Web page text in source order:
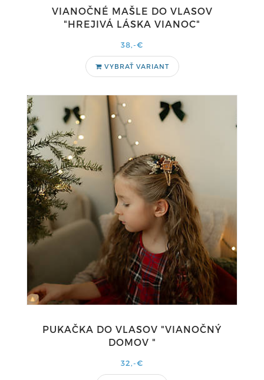
VIANOČNÉ MAŠLE DO VLASOV
"HREJIVÁ LÁSKA VIANOC"
38,-€
VYBRAŤ VARIANT
PUKAČKA DO VLASOV "VIANOČNÝ
DOMOV "
32,-€